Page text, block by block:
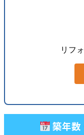
リフ
築年数